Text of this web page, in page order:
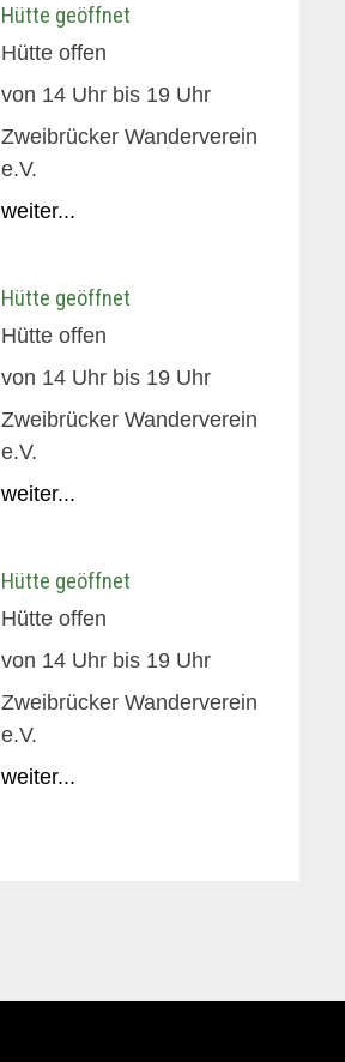
Hütte geöffnet
Hütte offen
von 14 Uhr bis 19 Uhr
Zweibrücker Wanderverein
e.V.
weiter...
Hütte geöffnet
Hütte offen
von 14 Uhr bis 19 Uhr
Zweibrücker Wanderverein
e.V.
weiter...
Hütte geöffnet
Hütte offen
von 14 Uhr bis 19 Uhr
Zweibrücker Wanderverein
e.V.
weiter...